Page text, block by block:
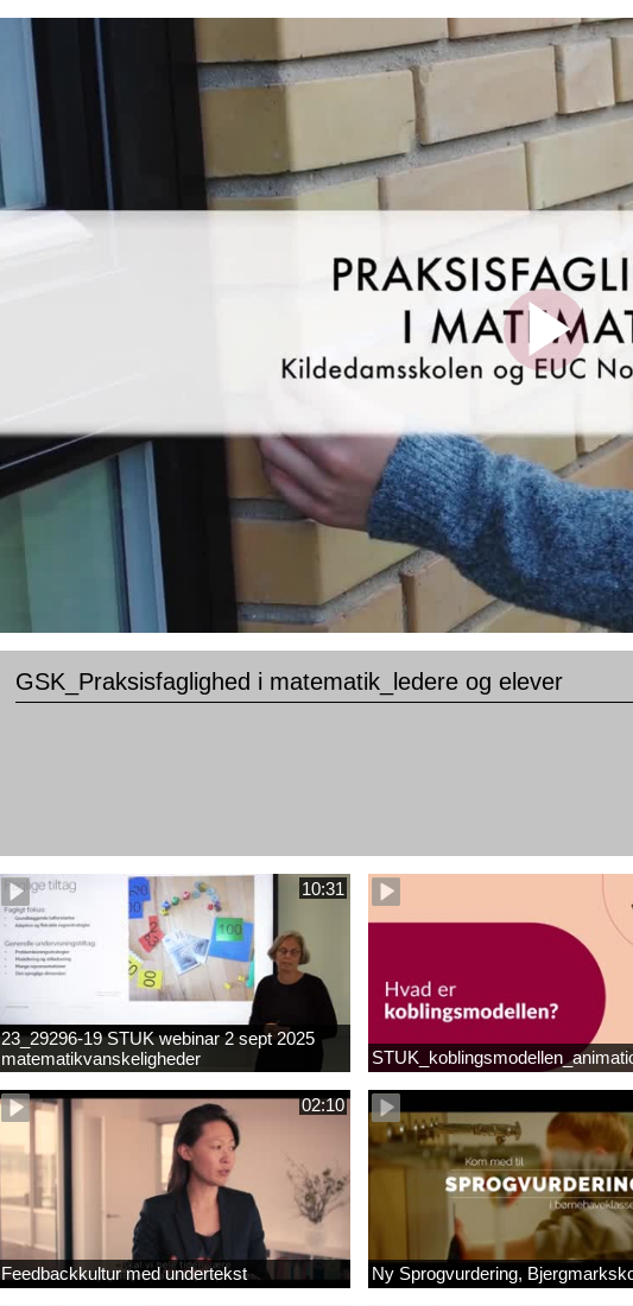
GSK_Praksisfaglighed i matematik_ledere og elever
10:31
23_29296-19 STUK webinar 2 sept 2025
matematikvanskeligheder
1889337_1_1.MP4
02:10
Feedbackkultur med undertekst Ny Sprogvurdering,